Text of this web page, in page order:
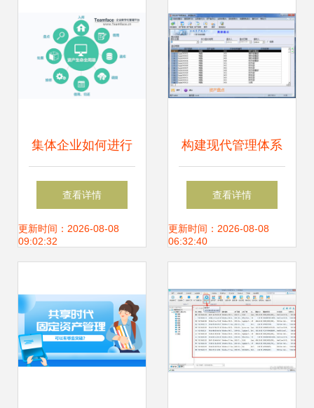
集体企业如何进行
企业资产管理？
查看详情
更新时间：2026-08-08
09:02:32
构建现代管理体系
行政事业单位为何
需要固定资产信息
查看详情
更新时间：2026-08-08
06:32:40